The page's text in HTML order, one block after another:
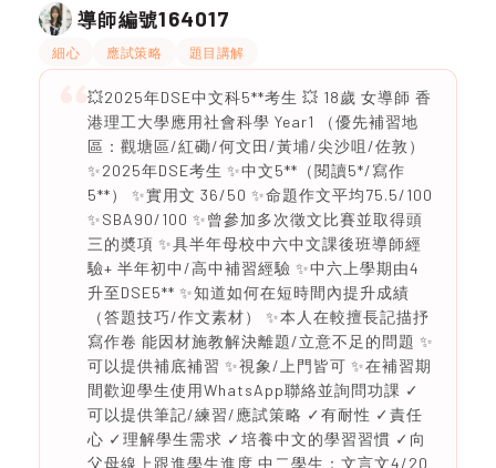
導師編號164017
細心 應試策略 題目講解
💥2025年DSE中文科5**考生 💥 18歲 女導師 香
港理工大學應用社會科學 Year1 （優先補習地
區：觀塘區/紅磡/何文田/黃埔/尖沙咀/佐敦）
✨2025年DSE考生 ✨中文5**（閱讀5*/寫作
5**） ✨實用文 36/50 ✨命題作文平均75.5/100
✨SBA90/100 ✨曾參加多次徵文比賽並取得頭
三的奬項 ✨具半年母校中六中文課後班導師經
驗+ 半年初中/高中補習經驗 ✨中六上學期由4
升至DSE5** ✨知道如何在短時間內提升成績
（答題技巧/作文素材） ✨本人在較擅長記描抒
寫作卷 能因材施教解決離題/立意不足的問題 ✨
可以提供補底補習 ✨視象/上門皆可 ✨在補習期
間歡迎學生使用WhatsApp聯絡並詢問功課 ✓
可以提供筆記/練習/應試策略 ✓有耐性 ✓責任
心 ✓理解學生需求 ✓培養中文的學習習慣 ✓向
父母線上跟進學生進度 中二學生：文言文4/20